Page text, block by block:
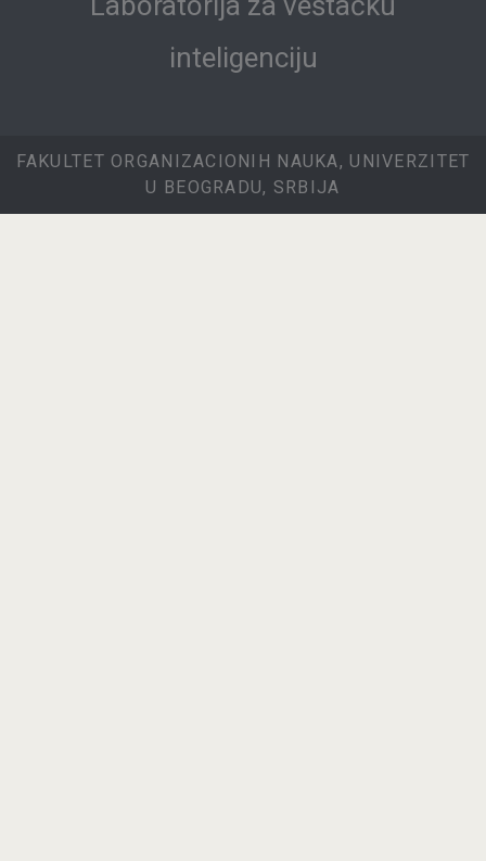
inteligenciju
FAKULTET ORGANIZACIONIH NAUKA, UNIVERZITET
U BEOGRADU, SRBIJA